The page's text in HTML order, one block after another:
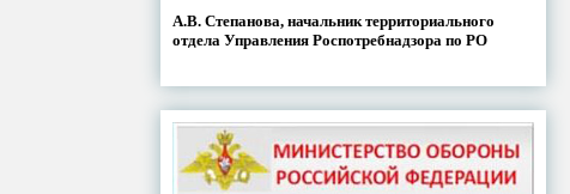
А.В. Степанова, начальник территориального
отдела Управления Роспотребнадзора по РО